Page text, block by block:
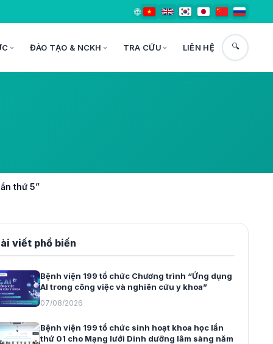
🌐
ĐÀO TẠO & NCKH TRA CỨU LIÊN HỆ 🔍
thứ 5”
viết phổ biến
Bệnh viện 199 tổ chức Chương trình “Ứng dụng
AI trong công việc và nghiên cứu y khoa”
07/08/2026
Bệnh viện 199 tổ chức sinh hoạt khoa học lần
thứ 01 cho Mạng lưới Dinh dưỡng lâm sàng năm